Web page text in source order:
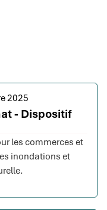
2025
- Dispositif
les commerces et
inondations et